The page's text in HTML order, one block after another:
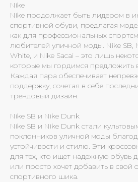
Nike
Nike продолжает быть лидером в
спортивной обуви, предлагая
как для профессиональных
любителей уличной моды. Nike SB,
White, и Nike Sacai – это лишь
которые мы гордимся предложить
Каждая пара обеспечивает
поддержку, сочетая в себе
трендовый дизайн.
Nike SB и Nike Dunk
Nike SB и Nike Dunk стали
поклонников уличной моды
устойчивости и стилю. Эти
для тех, кто ищет надежную обувь
или просто хочет добавить в свой
спортивного шика.